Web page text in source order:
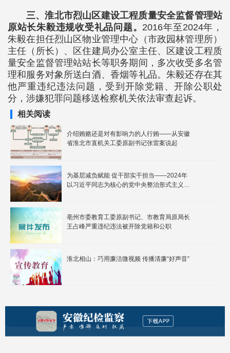
三、淮北市烈山区建设工程质量安全监督管理站
原站长朱毅违规收受礼品问题。 2016年至2024年，
朱毅在担任烈山区物业管理中心（市政园林管理所）
主任（所长）、区住建局办公室主任、区建设工程质
量安全监督管理站站长等职务期间，多次收受多名管
理和服务对象所送白酒、香烟等礼品。朱毅还存在其
他严重违纪违法问题，受到开除党籍、开除公职处
分，涉嫌犯罪问题移送检察机关依法审查起诉。
相关阅读
介绍贿赂还是对有影响力的人行贿——从安徽
省淮北市直机关工委原副书记张雷案说起
为基层减负赋能 促干部实干担当——2024年
以习近平同志为核心的党中央整治形式主义为
亳州市委教育工委原副书记、市教育局原局长
王占峰严重违纪违法被开除党籍和公职
淮北相山：巧用廉洁微视频 传播清廉“好声音”